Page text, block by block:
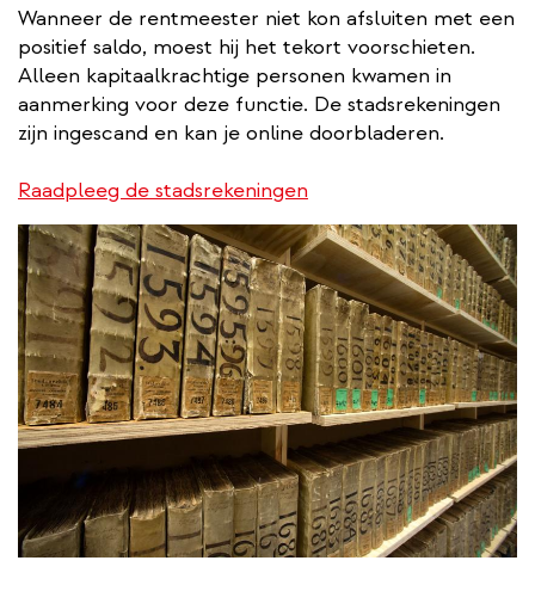
Wanneer de rentmeester niet kon afsluiten met een
positief saldo, moest hij het tekort voorschieten.
Alleen kapitaalkrachtige personen kwamen in
aanmerking voor deze functie. De stadsrekeningen
zijn ingescand en kan je online doorbladeren.
Raadpleeg de stadsrekeningen